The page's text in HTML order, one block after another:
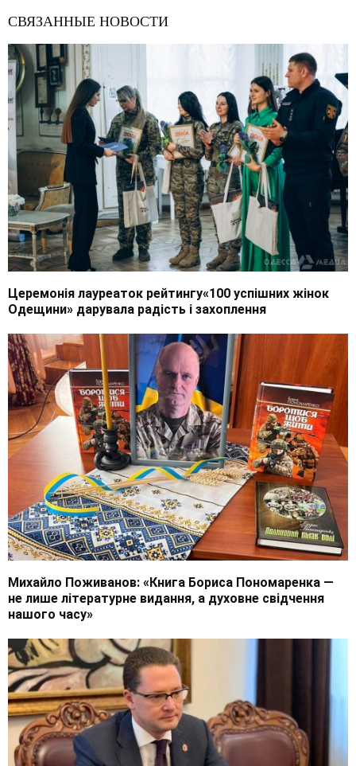
СВЯЗАННЫЕ НОВОСТИ
Церемонія лауреаток рейтингу«100 успішних жінок
Одещини» дарувала радість і захоплення
Михайло Поживанов: «Книга Бориса Пономаренка —
не лише літературне видання, а духовне свідчення
нашого часу»